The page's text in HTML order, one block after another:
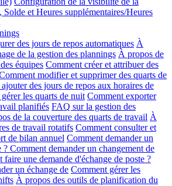
Solde et Heures supplémentaires/Heures
des jours de repos automatiques À
de la gestion des plannings À propos de
équipes Comment créer et attribuer des
modifier et supprimer des quarts de
des jours de repos aux horaires de
les quarts de nuit Comment exporter
planifiés FAQ sur la gestion des
de la couverture des quarts de travail À
de travail rotatifs Comment consulter et
de bilan annuel Comment demander un
? Comment demander un changement de
faire une demande d'échange de poste ?
un échange de Comment gérer les
À propos des outils de planification du